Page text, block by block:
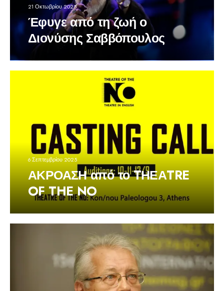
21 Οκτωβρίου 2025
Έφυγε από τη ζωή ο
Διονύσης Σαββόπουλος
6 Σεπτεμβρίου 2025
ΑΚΡΟΑΣΗ από το TΗΕΑTRE
OF THE NO